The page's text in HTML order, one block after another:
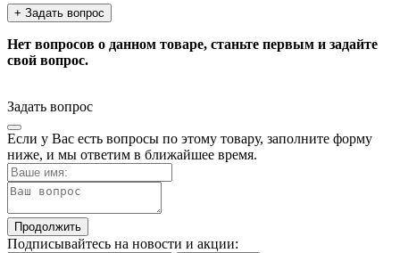
+ Задать вопрос
Нет вопросов о данном товаре, станьте первым и задайте
свой вопрос.
Задать вопрос
Если у Вас есть вопросы по этому товару, заполните форму
ниже, и мы ответим в ближайшее время.
Продолжить
Подписывайтесь на новости и акции: